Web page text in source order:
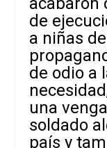
de
a niñas
de odio a
una
soldado
país y